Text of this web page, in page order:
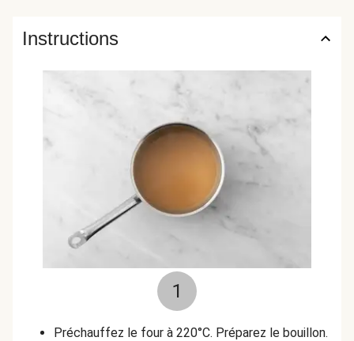
Instructions
1
Préchauffez le four à 220°C. Préparez le bouillon.